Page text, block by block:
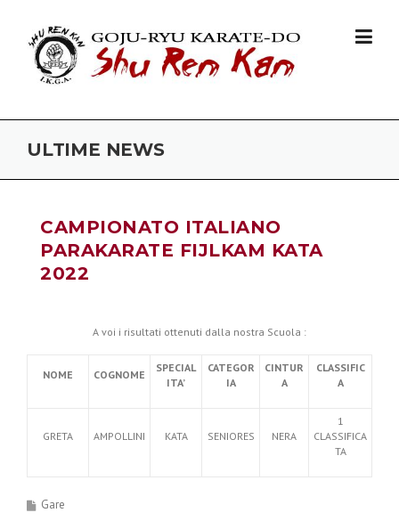
ULTIME NEWS
CAMPIONATO ITALIANO
PARAKARATE FIJLKAM KATA
2022
A voi i risultati ottenuti dalla nostra Scuola :
NOME COGNOME
SPECIAL
ITA’
CATEGOR
IA
CINTUR
A
CLASSIFIC
A
GRETA AMPOLLINI KATA SENIORES NERA
1
CLASSIFICA
TA
Gare